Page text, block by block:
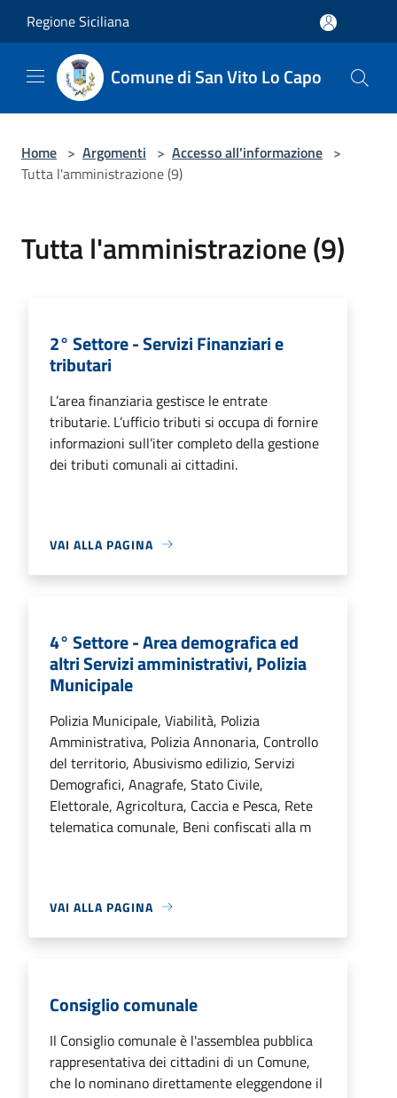
Regione Siciliana
Comune di San Vito Lo Capo
Home > Argomenti > Accesso all'informazione >
Tutta l'amministrazione (9)
Tutta l'amministrazione (9)
2° Settore - Servizi Finanziari e
tributari
L’area finanziaria gestisce le entrate
tributarie. L’ufficio tributi si occupa di fornire
informazioni sull’iter completo della gestione
dei tributi comunali ai cittadini.
VAI ALLA PAGINA
4° Settore - Area demografica ed
altri Servizi amministrativi, Polizia
Municipale
Polizia Municipale, Viabilità, Polizia
Amministrativa, Polizia Annonaria, Controllo
del territorio, Abusivismo edilizio, Servizi
Demografici, Anagrafe, Stato Civile,
Elettorale, Agricoltura, Caccia e Pesca, Rete
telematica comunale, Beni confiscati alla m
VAI ALLA PAGINA
Consiglio comunale
Il Consiglio comunale è l'assemblea pubblica
rappresentativa dei cittadini di un Comune,
che lo nominano direttamente eleggendone il